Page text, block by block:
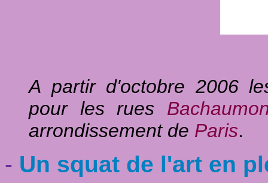
A partir d'octobre 2006
pour les rues
arrondissement de Paris.
- Un squat de l'art en